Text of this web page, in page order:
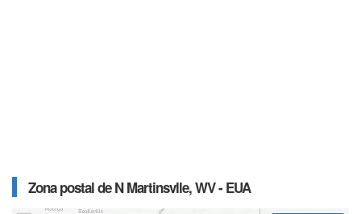
Zona postal de N Martinsvlle, WV - EUA